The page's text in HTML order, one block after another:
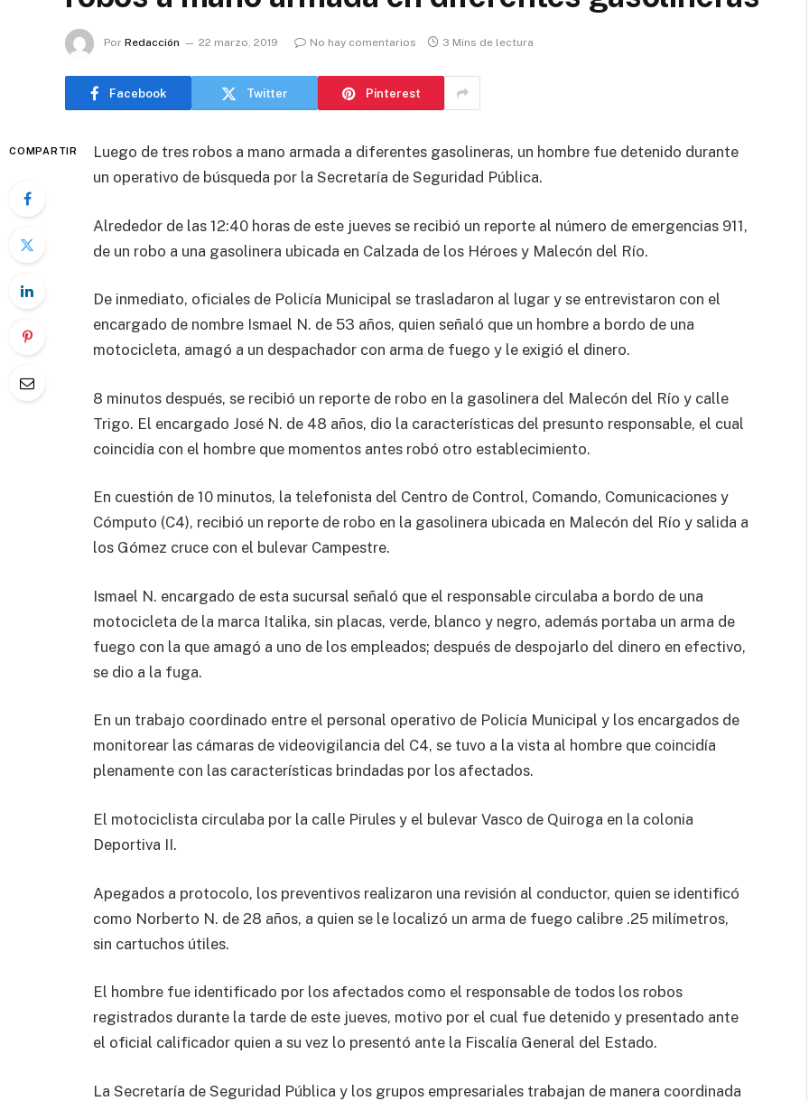
Por Redacción 22 marzo, 2019 No hay comentarios 3 Mins de lectura
Facebook Twitter Pinterest
COMPARTIR
Luego de tres robos a mano armada a diferentes gasolineras, un hombre fue detenido durante
un operativo de búsqueda por la Secretaría de Seguridad Pública.
Alrededor de las 12:40 horas de este jueves se recibió un reporte al número de emergencias 911,
de un robo a una gasolinera ubicada en Calzada de los Héroes y Malecón del Río.
De inmediato, oficiales de Policía Municipal se trasladaron al lugar y se entrevistaron con el
encargado de nombre Ismael N. de 53 años, quien señaló que un hombre a bordo de una
motocicleta, amagó a un despachador con arma de fuego y le exigió el dinero.
8 minutos después, se recibió un reporte de robo en la gasolinera del Malecón del Río y calle
Trigo. El encargado José N. de 48 años, dio la características del presunto responsable, el cual
coincidía con el hombre que momentos antes robó otro establecimiento.
En cuestión de 10 minutos, la telefonista del Centro de Control, Comando, Comunicaciones y
Cómputo (C4), recibió un reporte de robo en la gasolinera ubicada en Malecón del Río y salida a
los Gómez cruce con el bulevar Campestre.
Ismael N. encargado de esta sucursal señaló que el responsable circulaba a bordo de una
motocicleta de la marca Italika, sin placas, verde, blanco y negro, además portaba un arma de
fuego con la que amagó a uno de los empleados; después de despojarlo del dinero en efectivo,
se dio a la fuga.
En un trabajo coordinado entre el personal operativo de Policía Municipal y los encargados de
monitorear las cámaras de videovigilancia del C4, se tuvo a la vista al hombre que coincidía
plenamente con las características brindadas por los afectados.
El motociclista circulaba por la calle Pirules y el bulevar Vasco de Quiroga en la colonia
Deportiva II.
Apegados a protocolo, los preventivos realizaron una revisión al conductor, quien se identificó
como Norberto N. de 28 años, a quien se le localizó un arma de fuego calibre .25 milímetros,
sin cartuchos útiles.
El hombre fue identificado por los afectados como el responsable de todos los robos
registrados durante la tarde de este jueves, motivo por el cual fue detenido y presentado ante
el oficial calificador quien a su vez lo presentó ante la Fiscalía General del Estado.
La Secretaría de Seguridad Pública y los grupos empresariales trabajan de manera coordinada